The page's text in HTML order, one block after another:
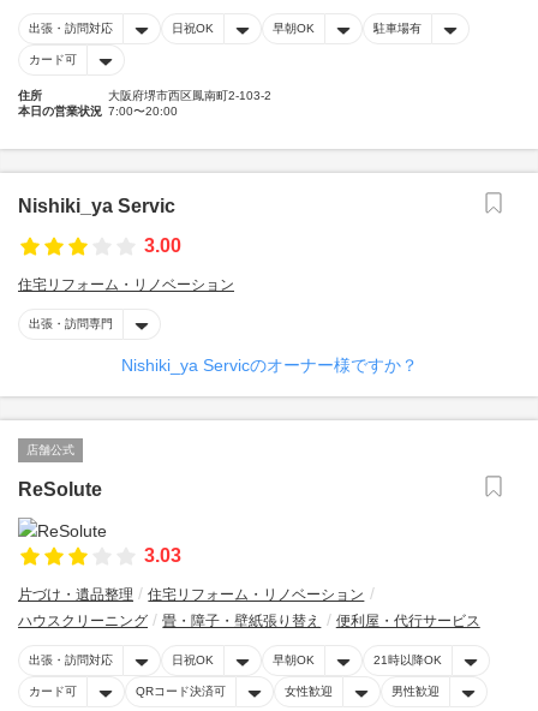
出張・訪問対応 日祝OK 早朝OK 駐車場有
カード可
住所
大阪府堺市西区鳳南町2-103-2
本日の営業状況 7:00〜20:00
Nishiki_ya Servic
3.00
住宅リフォーム・リノベーション
出張・訪問専門
Nishiki_ya Servicのオーナー様ですか？
店舗公式
ReSolute
3.03
片づけ・遺品整理
住宅リフォーム・リノベーション
ハウスクリーニング
畳・障子・壁紙張り替え 便利屋・代行サービス
出張・訪問対応 日祝OK 早朝OK 21時以降OK
カード可 QRコード決済可 女性歓迎 男性歓迎